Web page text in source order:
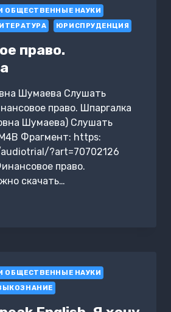
ОБЩЕСТВЕННЫЕ НАУКИ
ЮРИСПРУДЕНЦИЯ
право.
Шумаева Слушать
право. Шпаргалка
Шумаева) Слушать
Фрагмент: https:
?art=70702126
право.
скачать…
ОБЩЕСТВЕННЫЕ НАУКИ